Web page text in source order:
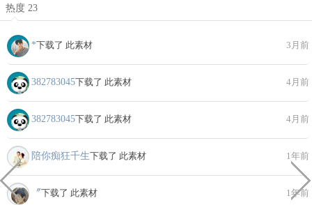
热度 23
*下载了 此素材 3月前
382783045下载了 此素材 4月前
382783045下载了 此素材 4月前
陪你痴狂千生下载了 此素材 1年前
〞下载了 此素材 1年前